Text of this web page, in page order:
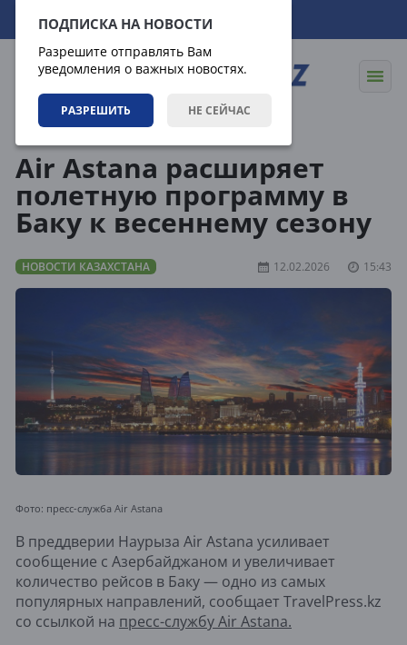
ПОДПИСКА НА НОВОСТИ
Разрешите отправлять Вам
уведомления о важных новостях.
РАЗРЕШИТЬ НЕ СЕЙЧАС
06.08.2026 12:46:39
Air Astana расширяет
полетную программу в
Баку к весеннему сезону
НОВОСТИ КАЗАХСТАНА 12.02.2026 15:43
Фото: пресс-служба Air Astana
В преддверии Наурыза Air Astana усиливает
сообщение с Азербайджаном и увеличивает
количество рейсов в Баку — одно из самых
популярных направлений, сообщает TravelPress.kz
со ссылкой на пресс-службу Air Astana.